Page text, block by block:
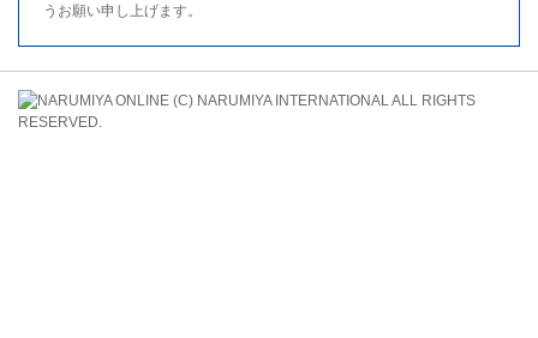
うお願い申し上げます。